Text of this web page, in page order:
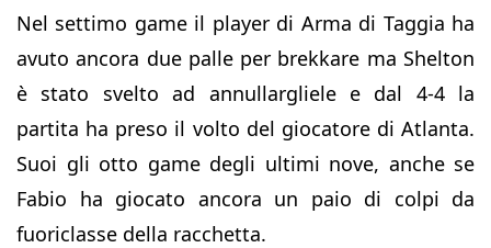
Nel settimo game il player di Arma di Taggia ha
avuto ancora due palle per brekkare ma Shelton
è stato svelto ad annullargliele e dal 4-4 la
partita ha preso il volto del giocatore di Atlanta.
Suoi gli otto game degli ultimi nove, anche se
Fabio ha giocato ancora un paio di colpi da
fuoriclasse della racchetta.